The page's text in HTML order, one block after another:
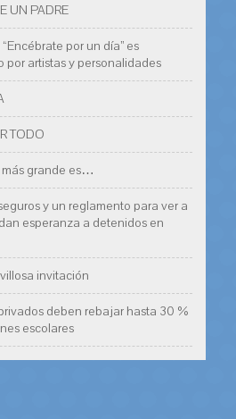
UN PADRE
por un día” es
por artistas y personalidades
TODO
más grande es…
y un reglamento para ver a
esperanza a detenidos en
invitación
deben rebajar hasta 30 %
escolares